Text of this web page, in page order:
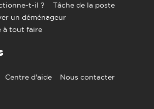
t-il ?
Tâche de la poste
un déménageur
à tout faire
Centre d'aide
Nous contacter